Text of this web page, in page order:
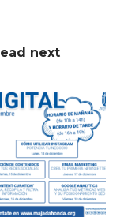
next